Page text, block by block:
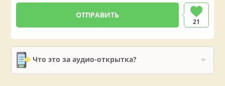
21
Что это за аудио-открытка?